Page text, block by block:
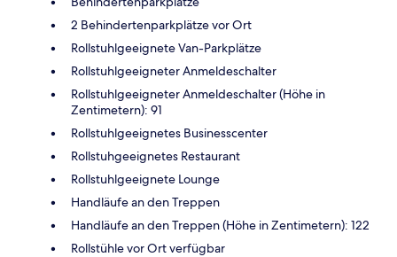
2 Behindertenparkplätze vor Ort
Rollstuhlgeeignete Van-Parkplätze
Rollstuhlgeeigneter Anmeldeschalter
Rollstuhlgeeigneter Anmeldeschalter (Höhe in
Zentimetern): 91
Rollstuhlgeeignetes Businesscenter
Rollstuhgeeignetes Restaurant
Rollstuhlgeeignete Lounge
Handläufe an den Treppen
Handläufe an den Treppen (Höhe in Zentimetern): 122
Rollstühle vor Ort verfügbar